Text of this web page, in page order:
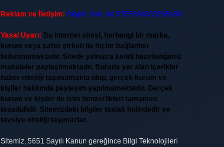
Reklam ve İletişim: Skype: live:.cid.575569c608265c69
Yasal Uyarı: Bu internet sitesi, herhangi bir marka,
kurum veya şahıs şirketi ile hiçbir bağlantısı
bulunmamaktadır. Sitede yalnızca kendi hazırladığımız
makaleler paylaşılmaktadır. Burada yer alan içerikler
haber niteliği taşımamakta olup, gerçek kurum ve
kişiler hakkında paylaşım yapılmamaktadır. Gerçek
kurum ve kişiler ile isim benzerlikleri tamamen
tesadüfidir. Sitemizdeki bilgiler taslak halindedir ve
tavsiye niteliği taşımazlar.
Sitemiz, 5651 Sayılı Kanun gereğince Bilgi Teknolojileri